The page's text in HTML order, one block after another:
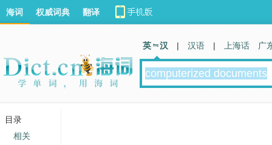
海词 权威词典 翻译
英 汉 | 汉语 | 上海话 广
目录
相关